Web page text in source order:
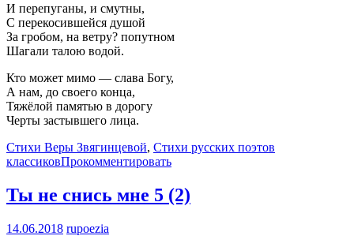
И перепуганы, и смутны,
С перекосившейся душой
За гробом, на ветру? попутном
Шагали талою водой.
Кто может мимо — слава Богу,
А нам, до своего конца,
Тяжёлой памятью в дорогу
Черты застывшего лица.
Стихи Веры Звягинцевой, Стихи русских поэтов
классиковПрокомментировать
Ты не снись мне 5 (2)
14.06.2018 rupoezia